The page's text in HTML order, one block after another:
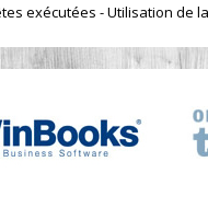
exécutées - Utilisation de la